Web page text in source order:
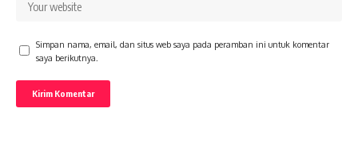
Simpan nama, email, dan situs web saya pada peramban ini untuk komentar
saya berikutnya.